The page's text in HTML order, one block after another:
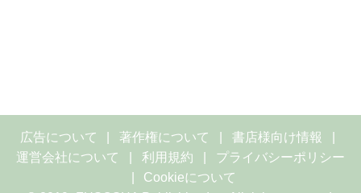
広告について 著作権について
書店様向け情報
運営会社について
利用規約
プライバシーポリシー
Cookieについて